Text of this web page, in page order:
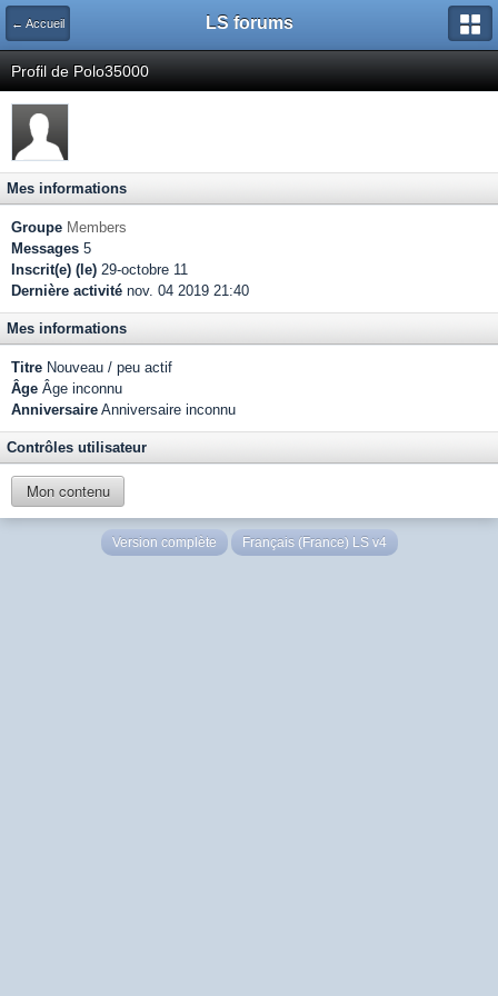
← Accueil LS forums
Profil de Polo35000
Mes informations
Groupe Members
Messages 5
Inscrit(e) (le) 29-octobre 11
Dernière activité nov. 04 2019 21:40
Mes informations
Titre Nouveau / peu actif
Âge Âge inconnu
Anniversaire Anniversaire inconnu
Contrôles utilisateur
Mon contenu
Version complète Français (France) LS v4